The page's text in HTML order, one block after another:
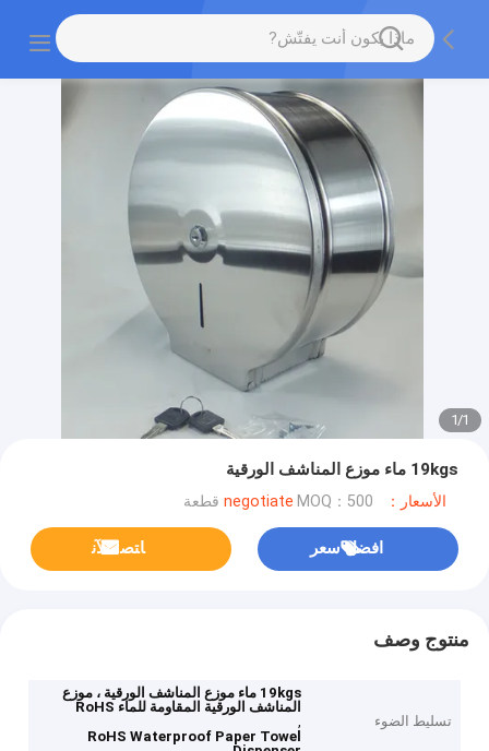
1
/
1
19kgs ماء موزع المناشف الورقية
الأسعار：negotiate MOQ：500 قطعة
افضل سعر ﺎﺘﺼﻟ ﺍﻶﻧ
منتوج وصف
تسليط الضوء
19kgs ماء موزع المناشف الورقية ، موزع
المناشف الورقية المقاومة للماء RoHS
,
RoHS Waterproof Paper Towel